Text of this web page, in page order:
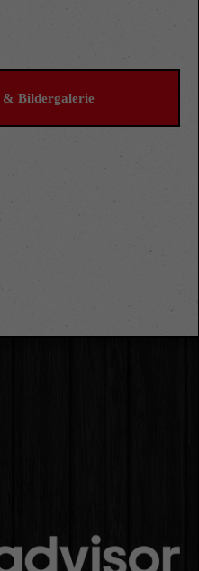
consectetuer adipiscing
& Bildergalerie